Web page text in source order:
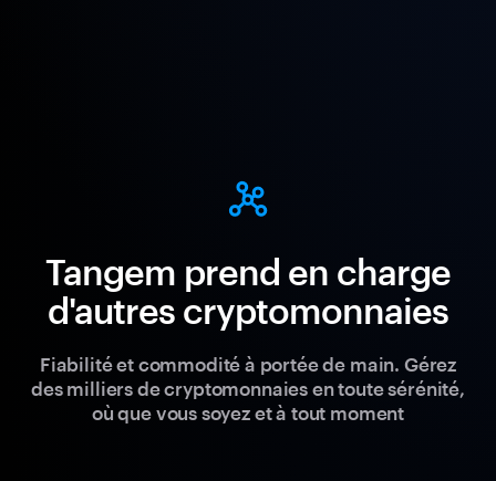
Tangem prend en charge
d'autres cryptomonnaies
Fiabilité et commodité à portée de main. Gérez
des milliers de cryptomonnaies en toute sérénité,
où que vous soyez et à tout moment